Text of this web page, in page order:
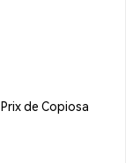
Prix de Copiosa